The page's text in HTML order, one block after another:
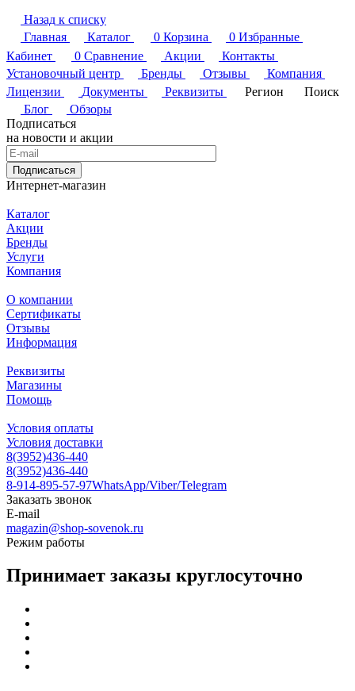
Назад к списку
Главная
Каталог 0 Корзина 0 Избранные
Кабинет
0 Сравнение Акции
Контакты
Установочный центр
Бренды Отзывы
Компания
Лицензии
Документы Реквизиты Регион
Поиск
Блог
Обзоры
Подписаться
на новости и акции
Подписаться
Интернет-магазин
Каталог
Акции
Бренды
Услуги
Компания
О компании
Сертификаты
Отзывы
Информация
Реквизиты
Магазины
Помощь
Условия оплаты
Условия доставки
8(3952)436-440
8(3952)436-440
8-914-895-57-97WhatsApp/Viber/Telegram
Заказать звонок
E-mail
magazin@shop-sovenok.ru
Режим работы
Принимает заказы круглосуточно